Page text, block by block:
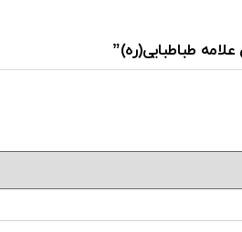
طباطبایی(ره)”